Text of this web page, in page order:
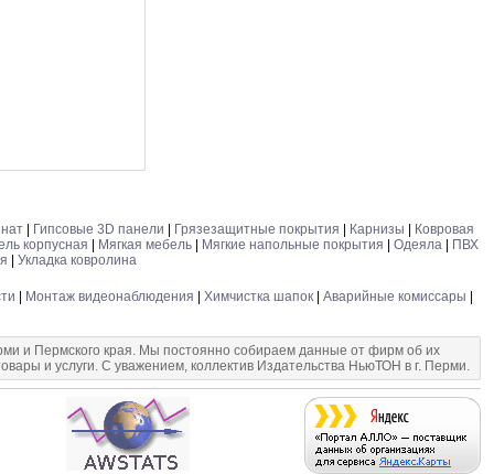
Гипсовые 3D панели Грязезащитные покрытия Карнизы
Ковровая
корпусная Мягкая мебель Мягкие напольные покрытия Одеяла
ПВХ
Укладка ковролина
Монтаж видеонаблюдения Химчистка шапок Аварийные комиссары
и Пермского края. Мы постоянно собираем данные от фирм об их
и услуги. С уважением, коллектив Издательства НьюТОН в г. Перми.